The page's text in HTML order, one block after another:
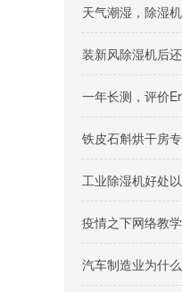
天气潮湿，除湿
装新风除湿机后
一年长测，评价
铁皮石斛烘干房
工业除湿机好处
疫情之下网络教
汽车制造业为什